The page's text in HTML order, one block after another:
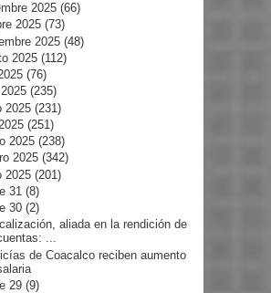
2025 (66)
2025 (73)
2025 (48)
2025 (112)
(76)
(235)
2025 (231)
(251)
2025 (238)
2025 (342)
2025 (201)
31(8)
30(2)
aliada en la rendición de
...
de Coacalco reciben aumento
29(9)